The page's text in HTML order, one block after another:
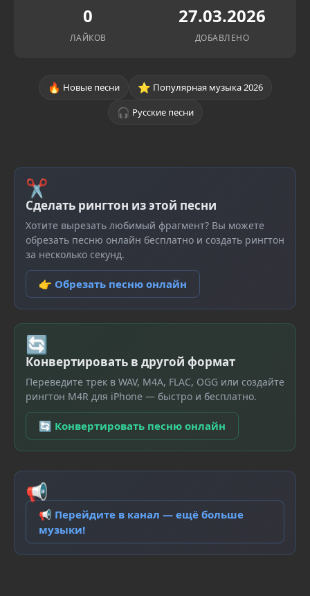
0
ЛАЙКОВ
27.03.2026
ДОБАВЛЕНО
🔥 Новые песни ⭐ Популярная музыка 2026
🎧 Русские песни
✂
Сделать рингтон из этой песни
Хотите вырезать любимый фрагмент? Вы можете
обрезать песню онлайн бесплатно и создать рингтон
за несколько секунд.
👉 Обрезать песню онлайн
🔄
Конвертировать в другой формат
Переведите трек в WAV, M4A, FLAC, OGG или создайте
рингтон M4R для iPhone — быстро и бесплатно.
🔄 Конвертировать песню онлайн
📢
📢 Перейдите в канал — ещё больше
музыки!